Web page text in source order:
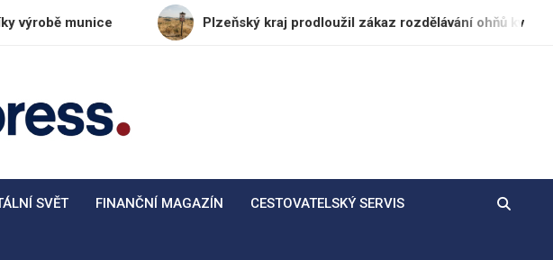
Plzeňský kraj prodloužil zákaz rozdělávání ohňů kvůli
SVĚT FINANČNÍ MAGAZÍN CESTOVATELSKÝ SERVIS